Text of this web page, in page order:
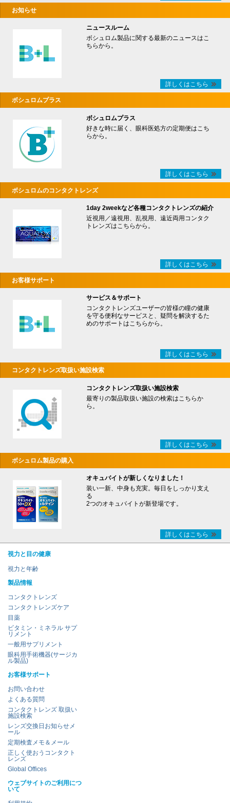
お知らせ
ニュースルーム
ボシュロム製品に関する最新のニュースはこ
ちらから。
詳しくはこちら
ボシュロムプラス
ボシュロムプラス
好きな時に届く、眼科医処方の定期便はこち
らから。
詳しくはこちら
ボシュロムのコンタクトレンズ
1day 2weekなど各種コンタクトレンズの紹介
近視用／遠視用、乱視用、遠近両用コンタク
トレンズはこちらから。
詳しくはこちら
お客様サポート
サービス＆サポート
コンタクトレンズユーザーの皆様の瞳の健康
を守る便利なサービスと、疑問を解決するた
めのサポートはこちらから。
詳しくはこちら
コンタクトレンズ取扱い施設検索
コンタクトレンズ取扱い施設検索
最寄りの製品取扱い施設の検索はこちらか
ら。
詳しくはこちら
ボシュロム製品の購入
オキュバイトが新しくなりました！
装い一新、中身も充実。毎日をしっかり支え
る
2つのオキュバイトが新登場です。
詳しくはこちら
視力と目の健康
視力と年齢
製品情報
コンタクトレンズ
コンタクトレンズケア
目薬
ビタミン・ミネラル サプ
リメント
一般用サプリメント
眼科用手術機器(サージカ
ル製品)
お客様サポート
お問い合わせ
よくある質問
コンタクトレンズ 取扱い
施設検索
レンズ交換日お知らせメ
ール
定期検査メモ＆メール
正しく使おうコンタクト
レンズ
Global Offices
ウェブサイトのご利用につ
いて